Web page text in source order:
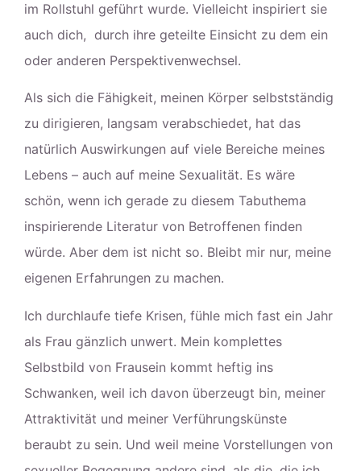
im Rollstuhl geführt wurde. Vielleicht inspiriert sie
auch dich, durch ihre geteilte Einsicht zu dem ein
oder anderen Perspektivenwechsel.
Als sich die Fähigkeit, meinen Körper selbstständig
zu dirigieren, langsam verabschiedet, hat das
natürlich Auswirkungen auf viele Bereiche meines
Lebens – auch auf meine Sexualität. Es wäre
schön, wenn ich gerade zu diesem Tabuthema
inspirierende Literatur von Betroffenen finden
würde. Aber dem ist nicht so. Bleibt mir nur, meine
eigenen Erfahrungen zu machen.
Ich durchlaufe tiefe Krisen, fühle mich fast ein Jahr
als Frau gänzlich unwert. Mein komplettes
Selbstbild von Frausein kommt heftig ins
Schwanken, weil ich davon überzeugt bin, meiner
Attraktivität und meiner Verführungskünste
beraubt zu sein. Und weil meine Vorstellungen von